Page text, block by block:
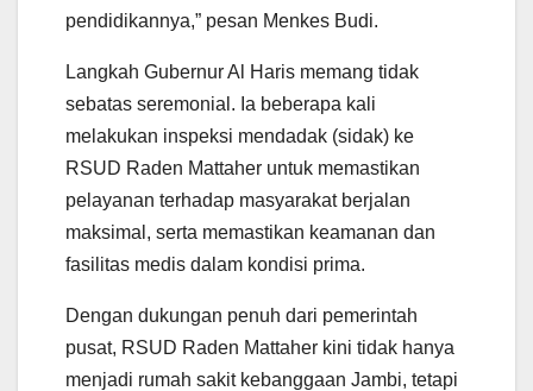
pendidikannya,” pesan Menkes Budi.
Langkah Gubernur Al Haris memang tidak
sebatas seremonial. Ia beberapa kali
melakukan inspeksi mendadak (sidak) ke
RSUD Raden Mattaher untuk memastikan
pelayanan terhadap masyarakat berjalan
maksimal, serta memastikan keamanan dan
fasilitas medis dalam kondisi prima.
Dengan dukungan penuh dari pemerintah
pusat, RSUD Raden Mattaher kini tidak hanya
menjadi rumah sakit kebanggaan Jambi, tetapi